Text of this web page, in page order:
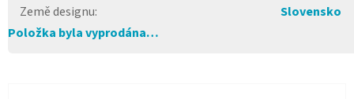
Země designu:
Slovensko
Položka byla vyprodána…